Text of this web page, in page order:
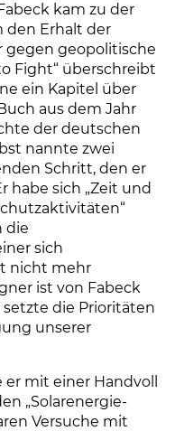
kam zu der
den Erhalt der
gegen geopolitische
Fight“ überschreibt
ein Kapitel über
aus dem Jahr
der deutschen
nannte zwei
Schritt, den er
habe sich „Zeit und
die
sich
nicht mehr
ist von Fabeck
die Prioritäten
unserer
mit einer Handvoll
„Solarenergie-
Versuche mit